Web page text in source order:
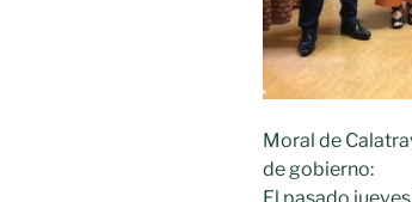
Moral de
de gobierno: